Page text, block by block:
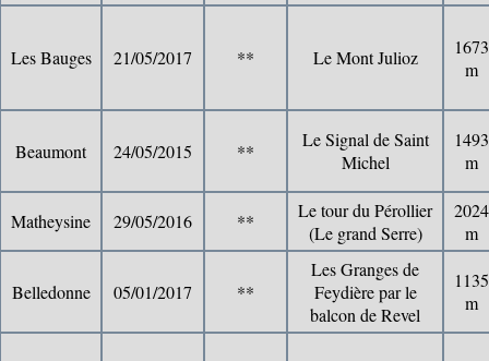
Les Bauges 21/05/2017 ** Le Mont Julioz
1673
m
Beaumont 24/05/2015 **
Le Signal de Saint
Michel
1493
m
Matheysine 29/05/2016 **
Le tour du Pérollier
(Le grand Serre)
2024
m
Belledonne 05/01/2017 **
Les Granges de
Feydière par le
balcon de Revel
1135
m